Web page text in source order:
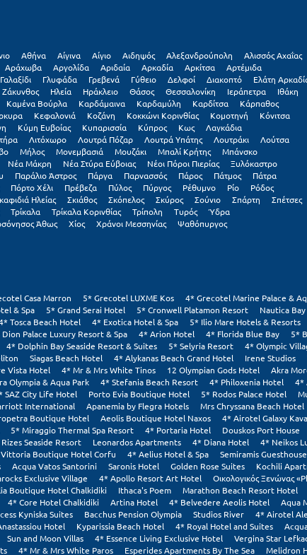
Αθήνα Αίγινα Αίγιο Αιδηψός Αλεξανδρούπολη
Αλισσός Αχαΐας
Αράχωβα Αργολίδα Αριδαία Αρκαδία Αρκίτσα
Αρτέμιδα
Γαλαξiδι Γλυφάδα Γρεβενά Γύθειο Δελφοί Διακοπτό
Ελάτη
Ζάκυνθος Ηλεία Ηράκλειο Θάσος Θεσσαλονίκη Ιεράπετρα
Ιθάκη
Καμένα Βούρλα Καρδάμαινα Καρδαμύλη Καρδίτσα
Κάρπαθος
Κεφαλονιά Κοζάνη Κοκκώνι Κορινθίας Κομοτηνή
Κόνιτσα
Κύμη Ευβοίας Κυπαρισσία Κύπρος Κως
Λαγκάδια
Λιτόχωρο Λουτρά Πόζαρ Λουτρά Υπάτης Λουτράκι
Λούτσα
Μήλος Μονεμβασιά Μουζάκι Μπαλί Κρήτης
Μπάνσκο
Νέα Μάκρη Νέα Στύρα Εύβοιας Νέοι Πόροι Πιερίας
Ξυλόκαστρο
Παράλιο Άστρος Πάργα Παρνασσός Πάρος Πάτμος
Πάτρα
Πόρτο Χέλι Πρέβεζα Πύλος Πύργος Ρέθυμνο Ρίο
Ρόδος
Ηλείας Σκιάθος Σκόπελος Σκύρος Σούνιο Σπάρτη
Σπέτσες
Τρίκαλα Τρίκαλα Κορινθίας Τρίπολη Τυρός
Ύδρα
Άθως Χίος Χράνοι Μεσσηνίας Ψαθόπυργος
Casa Marron 5* Grecotel LUXME Kos
4* Grecotel Marine Palace &
& Spa 5* Grand Serai Hotel 5* Cronwell Platamon Resort Nautica
Tosca Beach Hotel 4* Exotica Hotel & Spa 5* Ilio Mare Hotels & Resorts
Dion Palace Luxury Resort & Spa 4* Arion Hotel 4* Florida Blue Bay
5*
4* Dolphin Bay Seaside Resort & Suites 5* Selyria Resort
4* Olympic
Siagas Beach Hotel 4* Alykanas Beach Grand Hotel Irene Studios
Vista Hotel 4* Mr & Mrs White Tinos 12 Olympian Gods Hotel
Akra
Olympia & Aqua Park 4* Stefania Beach Resort 4* Philoxenia Hotel 4*
SAZ City Life Hotel Porto Evia Boutique Hotel 5* Rodos Palace Hotel
International Apanemia by Flegra Hotels Mrs Chryssana Beach Hotel
Boutique Hotel Aeolis Boutique Hotel Naxos 4* Airotel Galaxy
5* Miraggio Thermal Spa Resort 4* Portaria Hotel Douskos Port House
Seaside Resort Leonardos Apartments 4* Diana Hotel 4* Neikos
Boutique Hotel Corfu 4* Aelius Hotel & Spa Semiramis Guesthouse
Acqua Vatos Santorini Saronis Hotel Golden Rose Suites Kochili
Exclusive Village 4* Apollo Resort Art Hotel Οικολογικός Ξενώνας
Boutique Hotel Chalkidiki Ithaca's Poem Marathon Beach Resort Hotel
4* Core Hotel Chalkidiki Artina Hotel 4* Belvedere Aeolis Hotel Aqua
Kyniska Suites Bacchus Pension Olympia Studios River 4* Airotel
Hotel Kyparissia Beach Hotel 4* Royal Hotel and Suites
Sun and Moon Villas 4* Essence Living Exclusive Hotel Vergina Star
4* Mr & Mrs White Paros Esperides Apartments By The Sea Melidron